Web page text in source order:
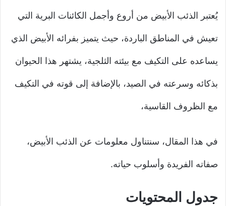
يُعتبر الذئب الأبيض من أروع وأجمل الكائنات البرية التي
تعيش في المناطق الباردة، حيث يتميز بفرائه الأبيض الذي
يساعده على التكيف مع بيئته الثلجية، يشتهر هذا الحيوان
بذكائه وسرعته في الصيد، بالإضافة إلى قوته في التكيف
مع الظروف القاسية،
في هذا المقال، سنتناول معلومات عن الذئب الأبيض،
صفاته الفريدة وأسلوب حياته.
جدول المحتويات